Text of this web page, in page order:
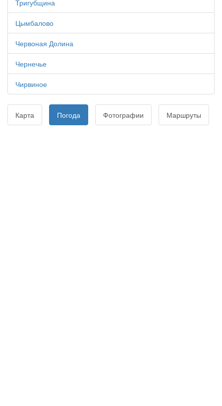
Тригубщина
Цымбалово
Червоная Долина
Чернечье
Чирвиное
Карта Погода Фотографии Маршруты